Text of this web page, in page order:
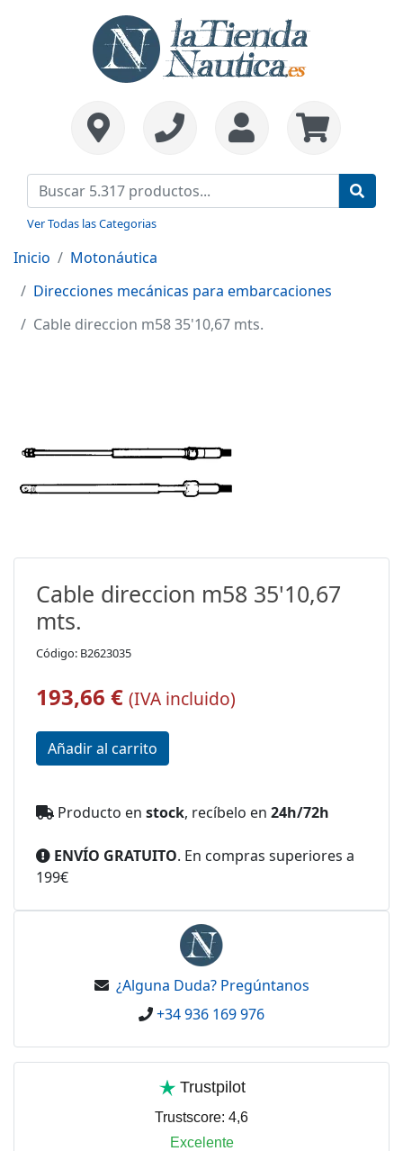
Ver Todas las Categorias
Inicio
Motonáutica
Direcciones mecánicas para embarcaciones
Cable direccion m58 35'10,67 mts.
Cable direccion m58 35'10,67
mts.
Código: B2623035
193,66 € (IVA incluido)
Producto en stock, recíbelo en 24h/72h
ENVÍO GRATUITO. En compras superiores a
199€
¿Alguna Duda? Pregúntanos
+34 936 169 976
Trustpilot
Trustscore: 4,6
Excelente